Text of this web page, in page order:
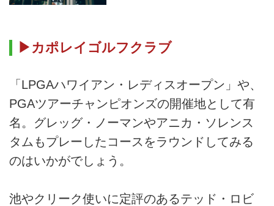
▶カポレイゴルフクラブ
「LPGAハワイアン・レディスオープン」や、
PGAツアーチャンピオンズの開催地として有
名。グレッグ・ノーマンやアニカ・ソレンス
タムもプレーしたコースをラウンドしてみる
のはいかがでしょう。
池やクリーク使いに定評のあるテッド・ロビ